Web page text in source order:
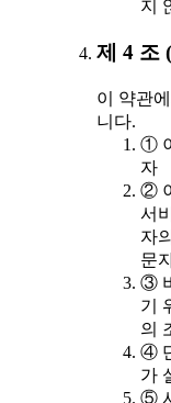
지
제 4 조
이 약관
니다.
①
자
②
서
자
문
③
기
의
④
가
⑤